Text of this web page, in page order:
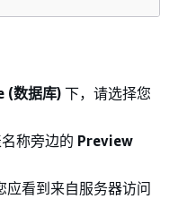
(数据库) 下，请选择您
称旁边的 Preview
应看到来自服务器访问